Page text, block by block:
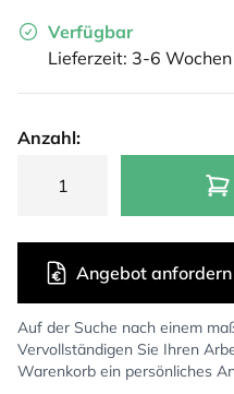
Verfügbar
Lieferzeit: 3-6 Wochen
Anzahl:
Auf der Suche nach einem
Vervollständigen Sie Ihren
Warenkorb ein persönliches
Angebot anfordern